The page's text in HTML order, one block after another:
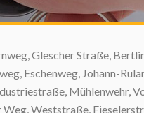
Straße, Feldchen, Robert-Kirchhoff-Straße, Dorfplatz, Moosweg, Am Frankenfeld, Lilienthalstraße, Im Broich, Pillauer Straße, An den Platanen, Carl-Bosch-Straße, Höhenweg, Ingendorfer Weg, Meisenweg, Sommerhaus, Storchenweg, Marderweg, Im Langen Benden, Drosselweg, Brühler Straße, Nordstraße, An der Alten Schmiede, Sperlingweg, Möwenweg, Am Platz, Burg Geretzhoven, Oberaußemer Straße, Primelweg, Sperberstraße, Gartenstraße, Kasterstraße, Neue Giersbergstraße, An den Wiesen, Bachstraße, Mühlenstraße, An der Kirche, Pfarrer-Tirtey-Straße, Am Stadion, Humboldtstraße, Damianusweg, Erftstraße, Tulpenweg, Aachener Straße, Lindgesweg, Kennedystraße, Am Schillberg, Enzianweg, Martin-Vetten-Straße, Cosmasstraße, Am Spielplatz, An der ßleburg, Am Fischerhof, Jasminweg, Im Goldacker, Auf dem Steinengarten, Grünewaldstraße, Leinenweberweg, Kurzer Weg, Blumenstraße, Gerhart-Hauptmann-Straße, Alpenkönigweg, Im Hasental, Schwalbenkaulstraße, Niederaußemer Straße, Rainer-Trillen-Straße, Faradaystraße, Florastraße, Zeppelinstraße, Schulstraße, Rotkäppchenweg, Im Dornenhau, Im Dünnen Bruch, Brieystraße, Am Hüttenhof, Kammerstraße, Zum Hahnacker, Hubertusplatz, Klosterhütte, Chaunyring, Am Buschfeld, Martinstraße, Brucknerstraße, Schultesgasse, Wilhelm-Moritz-Straße, Föhrenweg, Lombardring, Am Schaltwerk, Im Bruchfeldchen, Kölner Straße, Schleiferweg, Kolpingstraße, Stettiner Straße, Peringser Straße, Heckenrosenweg, Bodelschwinghstraße, Zaunkönigweg, Wachtelweg, Am Keuschenbroich, Rote-Kreuz-Straße, Hiepenfeldweg, Glasbläserstraße, Am Breuersberg, Am Alten Hof, Heinzelmännchenweg, Dompfaffenweg, Im Tiergarten, Sindorfer Straße, Buntspechtweg, Myrtenweg, Friedlandstraße, Sonnenblumenweg, Heinz-Menzel-Straße, Seidelstraße, Im Rauland, Dornröschenweg, Bussardstraße, Hermann-Löns-Straße, Perlgrasweg, Begonienweg, Am Langgraben, Jahnstraße, Von-Langen-Straße, Zur Mühle, Unter den Ulmen, Neuer Weg, Wiedenaustraße, Glück-Auf-Straße, Holbeinweg, Alte Landstraße, Zum Gottesacker, Florianstraße, Auf der Höhe, Hallerhof, Hinter den Hecken, Alpenstraße, Am Scheideweg, Zur Alten Glashütte, Auerhahnweg, Düsseldorfer Straße, Kirchstraße, Cäcilienweg, Paulusstraße, Sonnenhang, Am Schloßpark, Reutergasse, In den Herrenbenden, Malvenweg, Am Hengert, Im Park, Im Euel, Niederembter Straße, Zum Biotop, Am Steg, Ziegelstraße, Dänischer Weg, Neusser Straße, Am Burgberg, Haubenlerchenweg, Remigiusstraße, Heinemannstraße, Clarenweg, An der Erftaue, Feldrosenweg, Auf